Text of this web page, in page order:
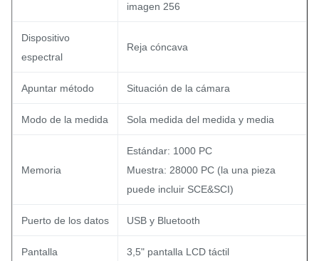
imagen 256
Dispositivo
espectral
Reja cóncava
Apuntar método Situación de la cámara
Modo de la medida Sola medida del medida y media
Memoria
Estándar: 1000 PC
Muestra: 28000 PC (la una pieza
puede incluir SCE&SCI)
Puerto de los datos USB y Bluetooth
Pantalla 3,5" pantalla LCD táctil